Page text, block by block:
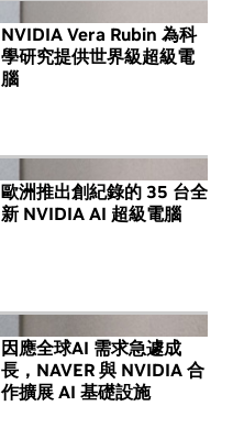
NVIDIA Vera Rubin 為科
學研究提供世界級超級電
腦
歐洲推出創紀錄的 35 台全
新 NVIDIA AI 超級電腦
因應全球AI 需求急遽成
長，NAVER 與 NVIDIA 合
作擴展 AI 基礎設施